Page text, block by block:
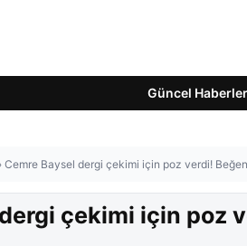
Güncel Haberler
› Cemre Baysel dergi çekimi için poz verdi!
çekimi için poz